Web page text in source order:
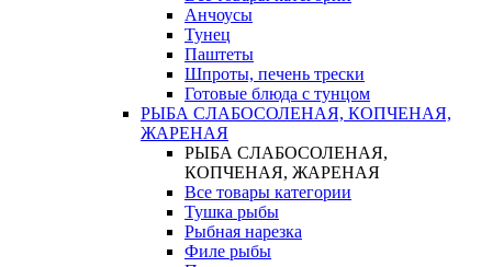
Анчоусы
Тунец
Паштеты
Шпроты, печень трески
Готовые блюда с тунцом
РЫБА СЛАБОСОЛЕНАЯ, КОПЧЕНАЯ,
ЖАРЕНАЯ
РЫБА СЛАБОСОЛЕНАЯ,
КОПЧЕНАЯ, ЖАРЕНАЯ
Все товары категории
Тушка рыбы
Рыбная нарезка
Филе рыбы